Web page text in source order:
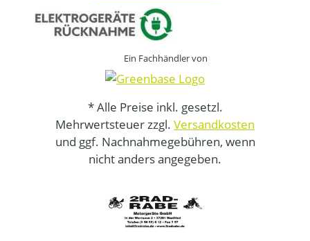
Ein Fachhändler von
* Alle Preise inkl. gesetzl.
Mehrwertsteuer zzgl. Versandkosten
und ggf. Nachnahmegebühren, wenn
nicht anders angegeben.